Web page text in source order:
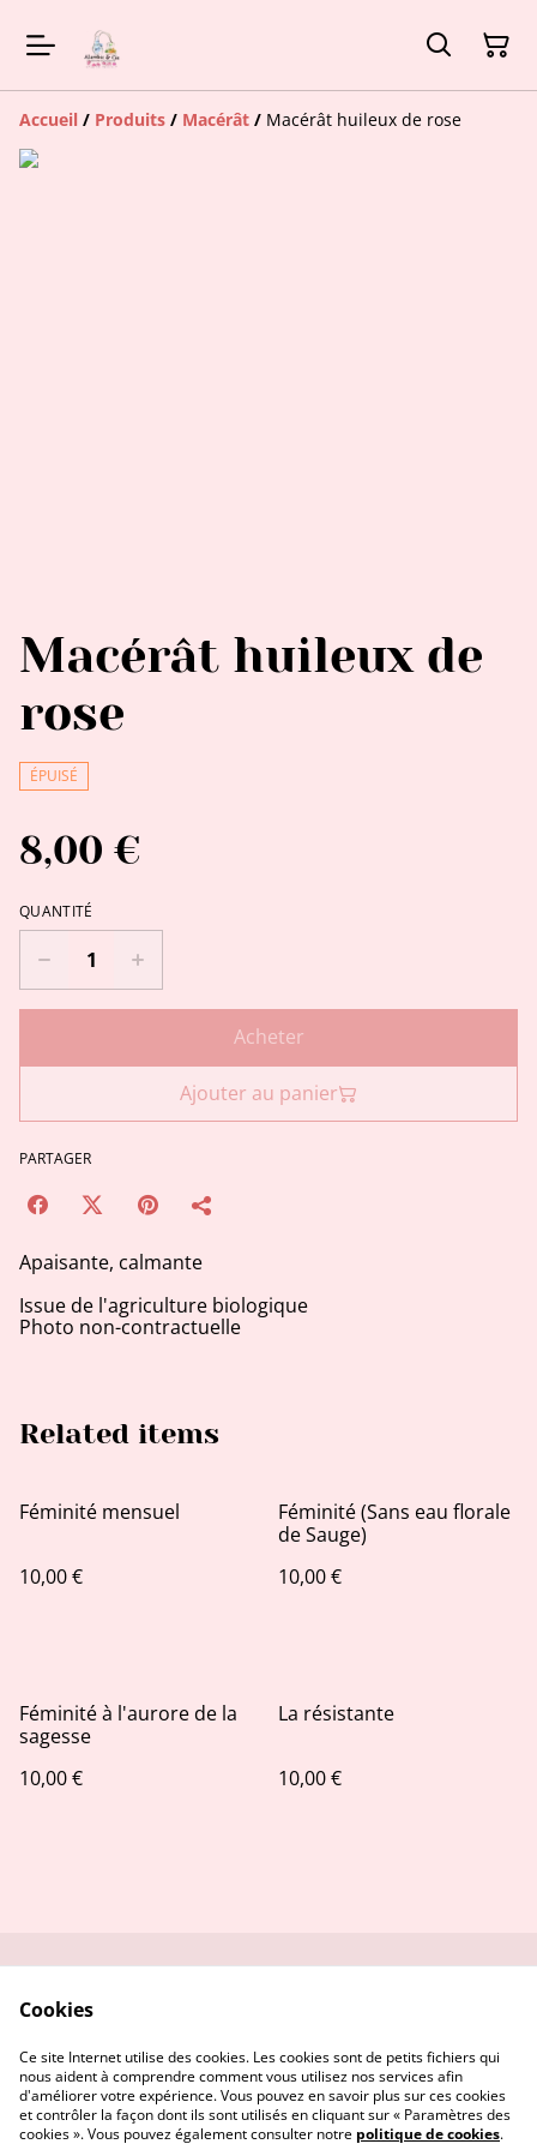
Accueil / Produits / Macérât / Macérât huileux de rose
Macérât huileux de
rose
ÉPUISÉ
8,00 €
QUANTITÉ
Acheter
Ajouter au panier
PARTAGER
Apaisante, calmante
Issue de l'agriculture biologique
Photo non-contractuelle
Related items
Féminité mensuel
10,00 €
Féminité (Sans eau florale
de Sauge)
10,00 €
Féminité à l'aurore de la
sagesse
10,00 €
La résistante
10,00 €
confidentialité
Cookies
Ce site Internet utilise des cookies. Les cookies sont de petits fichiers qui
nous aident à comprendre comment vous utilisez nos services afin
d'améliorer votre expérience. Vous pouvez en savoir plus sur ces cookies
et contrôler la façon dont ils sont utilisés en cliquant sur « Paramètres des
cookies ». Vous pouvez également consulter notre politique de cookies.